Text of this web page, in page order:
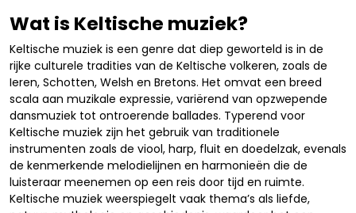
Wat is Keltische muziek?
Keltische muziek is een genre dat diep geworteld is in de
rijke culturele tradities van de Keltische volkeren, zoals de
Ieren, Schotten, Welsh en Bretons. Het omvat een breed
scala aan muzikale expressie, variërend van opzwepende
dansmuziek tot ontroerende ballades. Typerend voor
Keltische muziek zijn het gebruik van traditionele
instrumenten zoals de viool, harp, fluit en doedelzak, evenals
de kenmerkende melodielijnen en harmonieën die de
luisteraar meenemen op een reis door tijd en ruimte.
Keltische muziek weerspiegelt vaak thema’s als liefde,